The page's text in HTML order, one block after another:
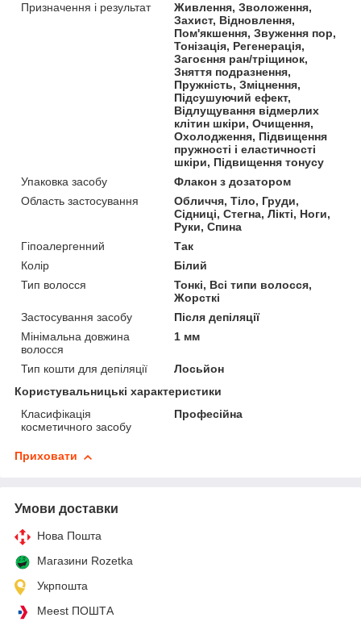
Призначення і результат
Живлення, Зволоження,
Захист, Відновлення,
Пом'якшення, Звуження пор,
Тонізація, Регенерація,
Загоєння ран/тріщинок,
Зняття подразнення,
Пружність, Зміцнення,
Підсушуючий ефект,
Відлущування відмерлих
клітин шкіри, Очищення,
Охолодження, Підвищення
пружності і еластичності
шкіри, Підвищення тонусу
Упаковка засобу
Флакон з дозатором
Область застосування
Обличчя, Тіло, Груди,
Сідниці, Стегна, Лікті, Ноги,
Руки, Спина
Гіпоалергенний
Так
Колір
Білий
Тип волосся
Тонкі, Всі типи волосся,
Жорсткі
Застосування засобу
Після депіляції
Мінімальна довжина
волосся
1 мм
Тип кошти для депіляції
Лосьйон
Користувальницькі характеристики
Класифікація
косметичного засобу
Професійна
Приховати
Умови доставки
Нова Пошта
Магазини Rozetka
Укрпошта
Meest ПОШТА